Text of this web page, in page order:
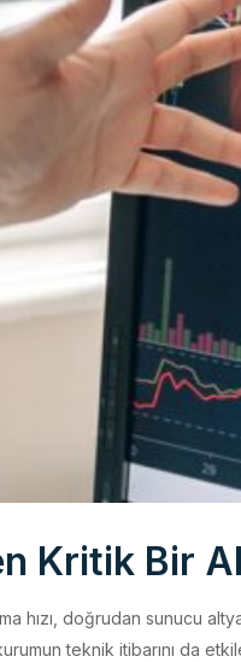
Kritik Bir
hızı, doğrudan sunucu
teknik itibarını da